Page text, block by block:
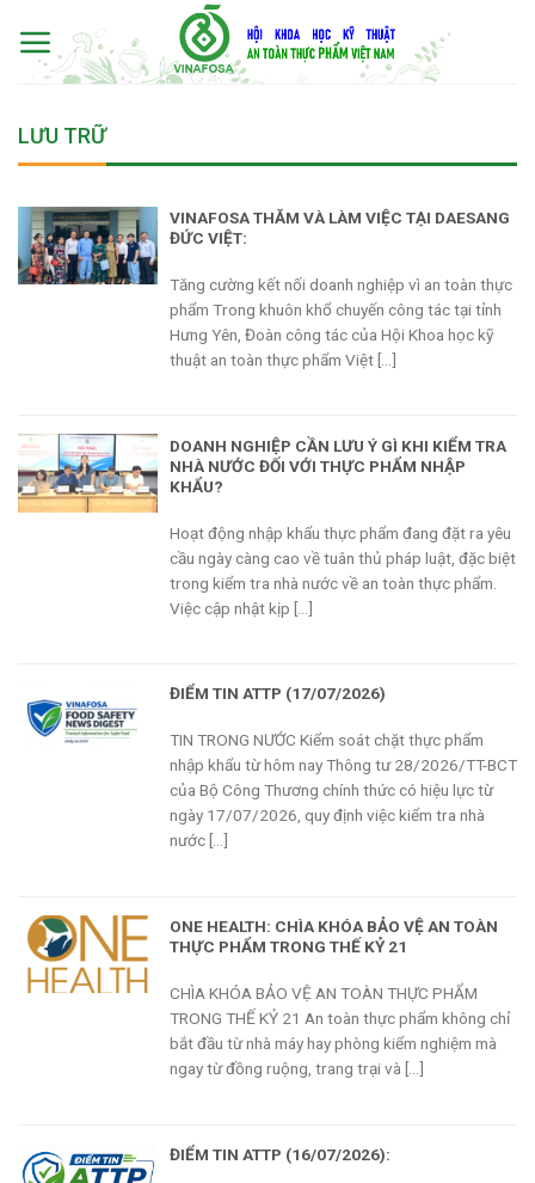
content
LƯU TRỮ
VINAFOSA THĂM VÀ LÀM VIỆC TẠI DAESANG
ĐỨC VIỆT:
Tăng cường kết nối doanh nghiệp vì an toàn thực
phẩm Trong khuôn khổ chuyến công tác tại tỉnh
Hưng Yên, Đoàn công tác của Hội Khoa học kỹ
thuật an toàn thực phẩm Việt [...]
DOANH NGHIỆP CẦN LƯU Ý GÌ KHI KIỂM TRA
NHÀ NƯỚC ĐỐI VỚI THỰC PHẨM NHẬP
KHẨU?
Hoạt động nhập khẩu thực phẩm đang đặt ra yêu
cầu ngày càng cao về tuân thủ pháp luật, đặc biệt
trong kiểm tra nhà nước về an toàn thực phẩm.
Việc cập nhật kịp [...]
ĐIỂM TIN ATTP (17/07/2026)
TIN TRONG NƯỚC Kiểm soát chặt thực phẩm
nhập khẩu từ hôm nay Thông tư 28/2026/TT-BCT
của Bộ Công Thương chính thức có hiệu lực từ
ngày 17/07/2026, quy định việc kiểm tra nhà
nước [...]
ONE HEALTH: CHÌA KHÓA BẢO VỆ AN TOÀN
THỰC PHẨM TRONG THẾ KỶ 21
CHÌA KHÓA BẢO VỆ AN TOÀN THỰC PHẨM
TRONG THẾ KỶ 21 An toàn thực phẩm không chỉ
bắt đầu từ nhà máy hay phòng kiểm nghiệm mà
ngay từ đồng ruộng, trang trại và [...]
ĐIỂM TIN ATTP (16/07/2026):